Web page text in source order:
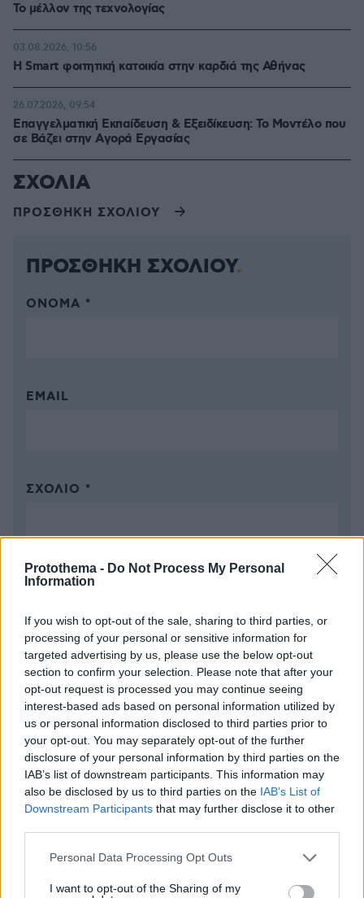
Protothema - Do Not Process My Personal
Information
If you wish to opt-out of the sale, sharing to third parties, or
processing of your personal or sensitive information for
targeted advertising by us, please use the below opt-out
section to confirm your selection. Please note that after your
opt-out request is processed you may continue seeing
interest-based ads based on personal information utilized by
us or personal information disclosed to third parties prior to
your opt-out. You may separately opt-out of the further
disclosure of your personal information by third parties on the
IAB’s list of downstream participants. This information may
also be disclosed by us to third parties on the IAB’s List of
Downstream Participants that may further disclose it to other
Please note that this website/app uses one or more Google
not limited to your visit or usage behaviour. You may click to
Personal Data Processing Opt Outs
I want to opt-out of the Sharing of my
Το μέλλον της τεχνολογίας
Η Smart φοιτητική κατοικία στην καρδιά της Αθήνας
03.08.2026, 10:56
Επαγγελματική Εκπαίδευση & Εξειδίκευση: Το Mοντέλο που
σε Bάζει στην Aγορά Eργασίας
26.07.2026, 09:54
ΣΧΟΛΙΑ
ΠΡΟΣΘΗΚΗ ΣΧΟΛΙΟΥ
ΠΡΟΣΘΗΚΗ ΣΧΟΛΙΟΥ
ΌΝΟΜΑ *
EMAIL
ΣΧΌΛΙΟ *
Απομένουν 2500χαρακτήρες
* Υποχρεωτικά πεδία
ΡΟΗ ΕΙΔΗΣΕΩΝ
Ειδήσεις Δημοφιλή Σχολιασμένα